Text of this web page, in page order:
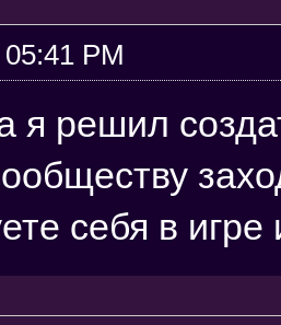
PM
я решил
себя в игре